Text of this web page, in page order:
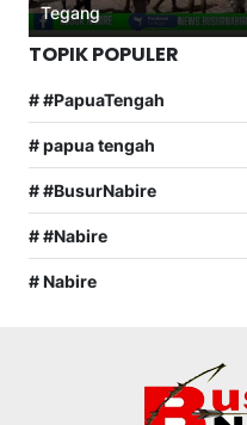
Tegang
TOPIK POPULER
# #PapuaTengah
# papua tengah
# #BusurNabire
# #Nabire
# Nabire